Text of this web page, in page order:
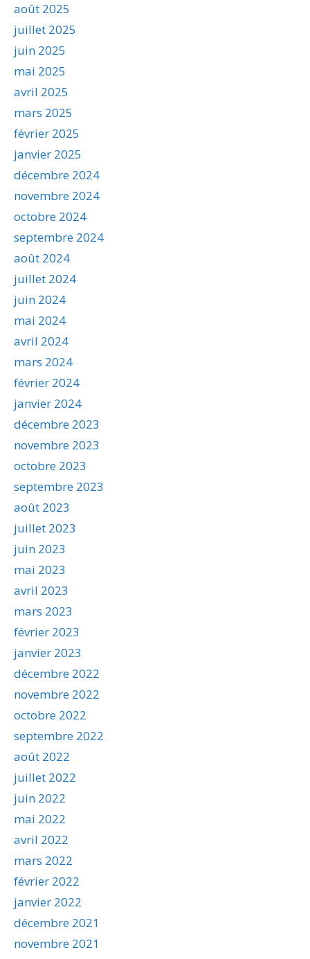
août 2025
juillet 2025
juin 2025
mai 2025
avril 2025
mars 2025
février 2025
janvier 2025
décembre 2024
novembre 2024
octobre 2024
septembre 2024
août 2024
juillet 2024
juin 2024
mai 2024
avril 2024
mars 2024
février 2024
janvier 2024
décembre 2023
novembre 2023
octobre 2023
septembre 2023
août 2023
juillet 2023
juin 2023
mai 2023
avril 2023
mars 2023
février 2023
janvier 2023
décembre 2022
novembre 2022
octobre 2022
septembre 2022
août 2022
juillet 2022
juin 2022
mai 2022
avril 2022
mars 2022
février 2022
janvier 2022
décembre 2021
novembre 2021